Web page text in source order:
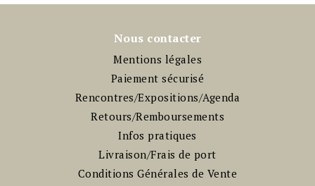
Nous contacter
Mentions légales
Paiement sécurisé
Rencontres/Expositions/Agenda
Retours/Remboursements
Infos pratiques
Livraison/Frais de port
Conditions Générales de Vente